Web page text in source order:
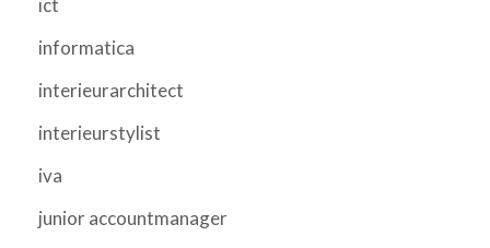
ict
informatica
interieurarchitect
interieurstylist
iva
junior accountmanager